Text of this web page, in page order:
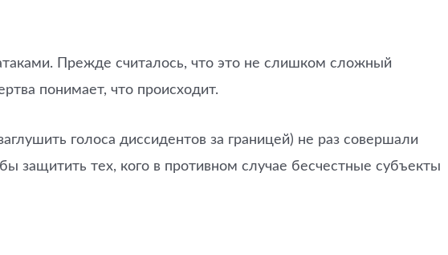
Прежде считалось, что это не слишком сложный
понимает, что происходит.
голоса диссидентов за границей) не раз совершали
защитить тех, кого в противном случае бесчестные субъекты